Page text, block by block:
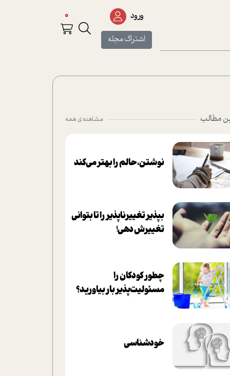
ورود
اشتراک مجله
0
مطالب مشاهده ی همه
نوشتن، حالم را بهتر می‌کند
بپذير تغييرناپذير را تا بتواني
تغييرش دهي!‏
چطور کودکان را
مسئولیت‌پذیر بار بیاورید؟
خودشناسی